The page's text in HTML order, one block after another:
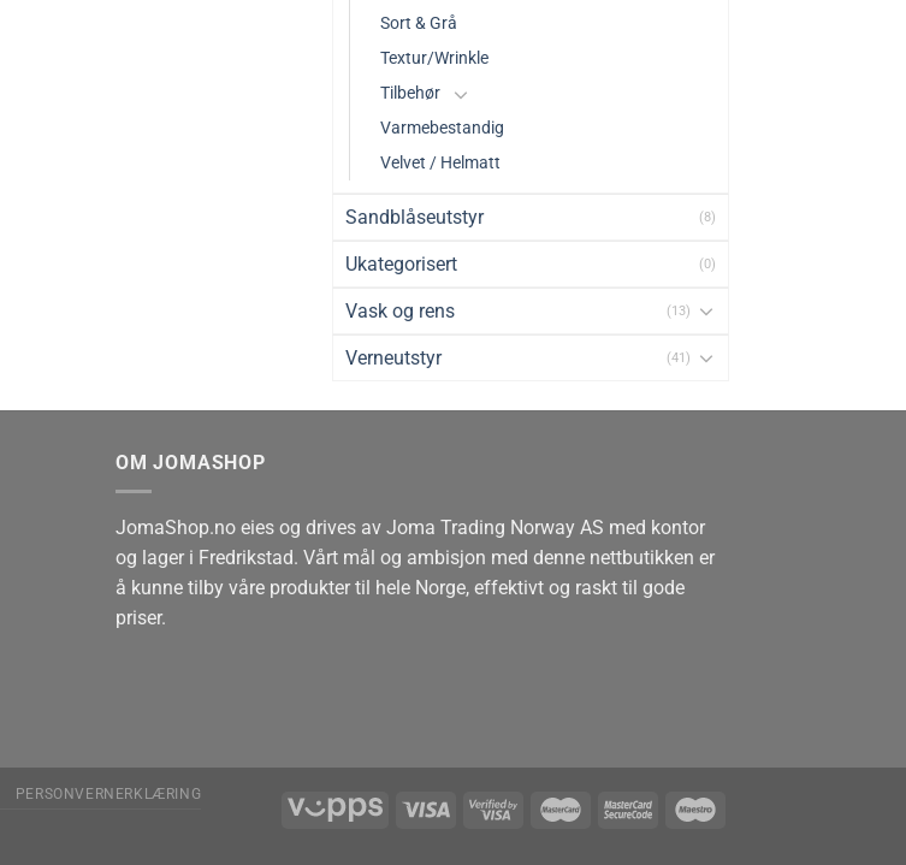
Sort & Grå
Textur/Wrinkle
Tilbehør
Varmebestandig
Velvet / Helmatt
Sandblåseutstyr (8)
Ukategorisert (0)
Vask og rens (13)
Verneutstyr (41)
OM JOMASHOP
JomaShop.no eies og drives av Joma Trading Norway AS med kontor
og lager i Fredrikstad. Vårt mål og ambisjon med denne nettbutikken er
å kunne tilby våre produkter til hele Norge, effektivt og raskt til gode
priser.
PERSONVERNERKLÆRING